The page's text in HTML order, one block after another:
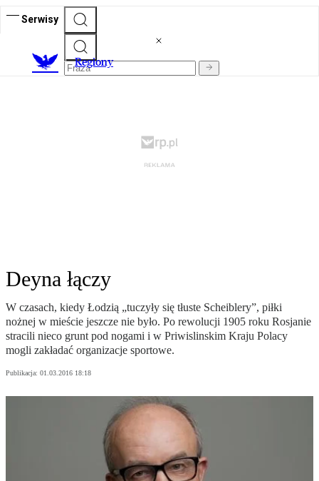
Serwisy
Regiony
Deyna łączy
W czasach, kiedy Łodzią „tuczyły się tłuste Scheiblery”, piłki
nożnej w mieście jeszcze nie było. Po rewolucji 1905 roku Rosjanie
stracili nieco grunt pod nogami i w Priwislinskim Kraju Polacy
mogli zakładać organizacje sportowe.
Publikacja: 01.03.2016 18:18